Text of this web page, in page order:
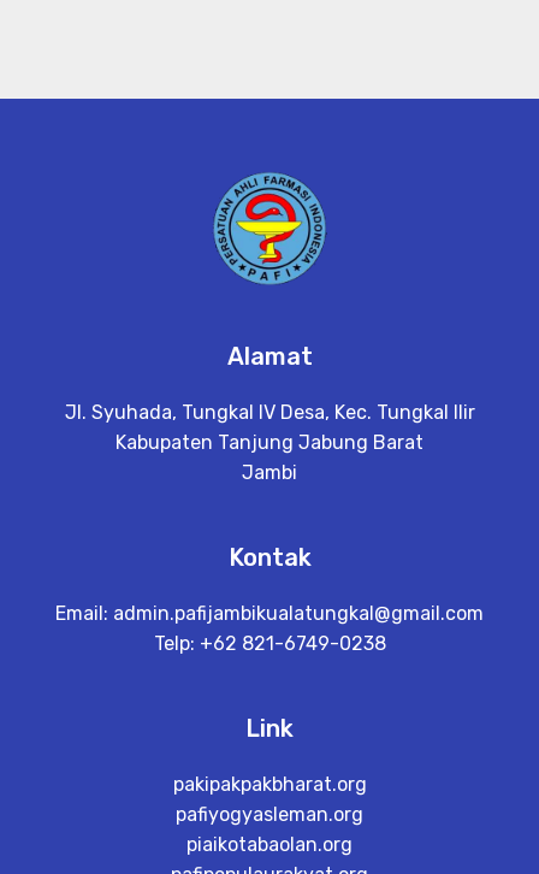
Alamat
Jl. Syuhada, Tungkal IV Desa, Kec. Tungkal Ilir
Kabupaten Tanjung Jabung Barat
Jambi
Kontak
Email: admin.pafijambikualatungkal@gmail.com
Telp: +62 821-6749-0238
Link
pakipakpakbharat.org
pafiyogyasleman.org
piaikotabaolan.org